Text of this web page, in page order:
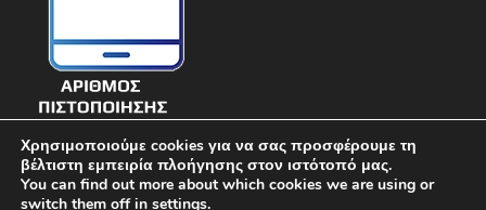
Χρησιμοποιούμε cookies για να σας προσφέρουμε τη
βέλτιστη εμπειρία πλοήγησης στον ιστότοπό μας.
You can find out more about which cookies we are using or
switch them off in settings.